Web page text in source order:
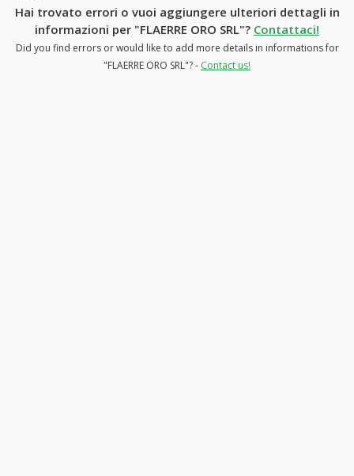
Hai trovato errori o vuoi aggiungere ulteriori dettagli in
informazioni per "FLAERRE ORO SRL"? Contattaci!
Did you find errors or would like to add more details in informations for
"FLAERRE ORO SRL"? - Contact us!